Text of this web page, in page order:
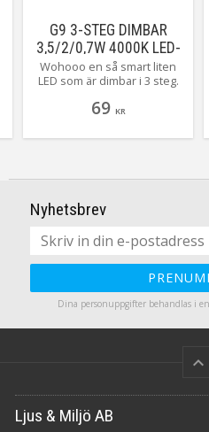
G9 3-STEG DIMBAR
3,5/2/0,7W 4000K LED-
LAMPA
Wohooo en så smart liten
LED som är dimbar i 3 steg.
350 lumen. Släck och tänd
Upprepa en gång till så ger
på 4000 kelvin.
69 KR
Nyhetsbrev
Dina personuppgifter behandlas i
keyboard_arrow_up
Ljus & Miljö AB